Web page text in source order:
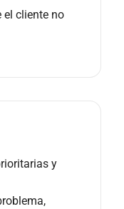
el cliente no
y